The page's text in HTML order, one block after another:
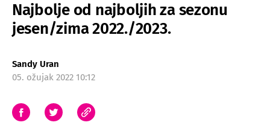
Najbolje od najboljih za sezonu
jesen/zima 2022./2023.
Sandy Uran
05. ožujak 2022 10:12